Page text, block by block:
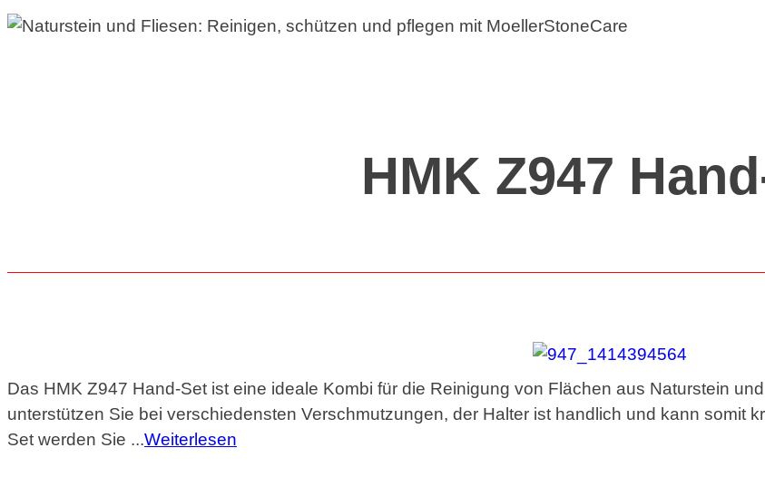
HMK Z947
Das HMK Z947 Hand-Set ist eine ideale Kombi für die Reinigung von Flächen aus Naturstein
unterstützen Sie bei verschiedensten Verschmutzungen, der Halter ist handlich und kann somit
Set werden Sie ...Weiterlesen